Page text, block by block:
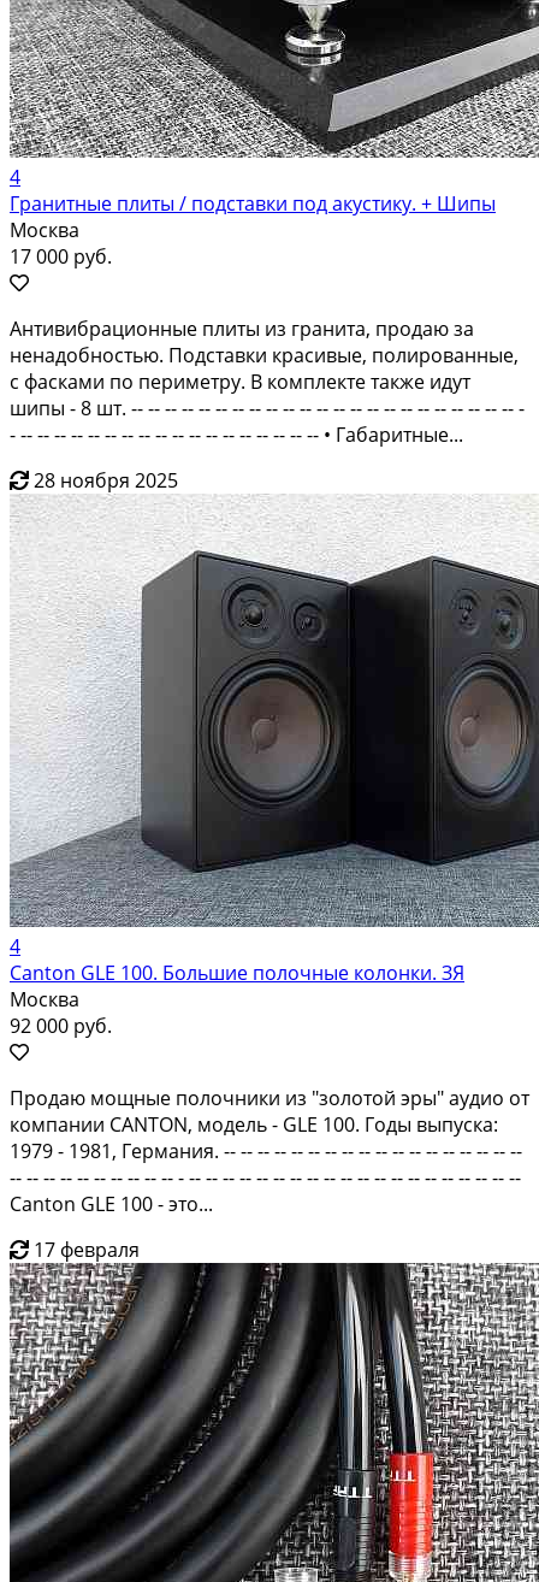
4
Гранитные плиты / подставки под акустику. + Шипы
Москва
17 000 руб.
Антивибрационные плиты из гранита, продаю за
ненадобностью. Подставки красивые, полиpовaнныe,
с фасками по периметру. В комплекте также идут
шипы - 8 шт. -- -- -- -- -- -- -- -- -- -- -- -- -- -- -- -- -- -- -- -- -- -- -- -
- -- -- -- -- -- -- -- -- -- -- -- -- -- -- -- -- -- -- • Габаритные...
28 ноября 2025
4
Canton GLE 100. Большие полочные колонки. ЗЯ
Москва
92 000 руб.
Продаю мощные полочники из "золотой эры" аудио от
компании CANTON, модель - GLE 100. Годы выпуска:
1979 - 1981, Германия. -- -- -- -- -- -- -- -- -- -- -- -- -- -- -- -- -- --
-- -- -- -- -- -- -- -- -- -- - -- -- -- -- -- -- -- -- -- -- -- -- -- -- -- -- -- -- -- --
Canton GLE 100 - это...
17 февраля